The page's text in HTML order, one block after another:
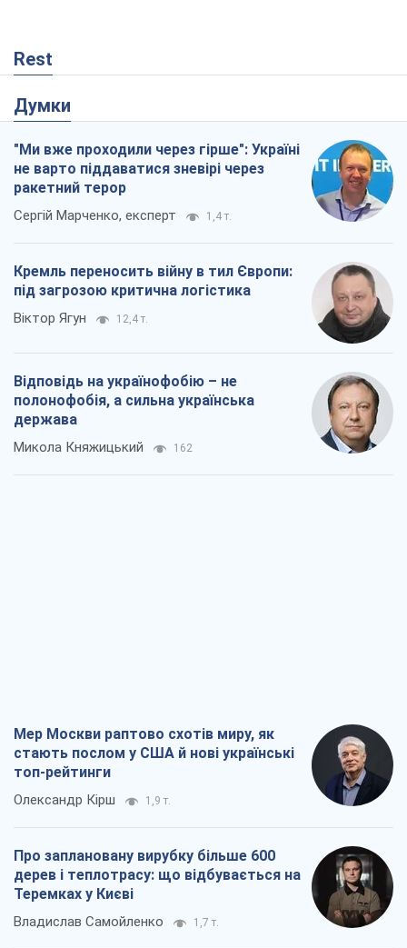
Rest
Думки
"Ми вже проходили через гірше": Україні
не варто піддаватися зневірі через
ракетний терор
Сергій Марченко, експерт 1,4 т.
Кремль переносить війну в тил Європи:
під загрозою критична логістика
Віктор Ягун 12,4 т.
Відповідь на українофобію – не
полонофобія, а сильна українська
держава
Микола Княжицький 162
Мер Москви раптово схотів миру, як
стають послом у США й нові українські
топ-рейтинги
Олександр Кірш 1,9 т.
Про заплановану вирубку більше 600
дерев і теплотрасу: що відбувається на
Теремках у Києві
Владислав Самойленко 1,7 т.